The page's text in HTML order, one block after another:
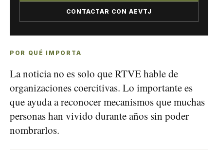
CONTACTAR CON AEVTJ
POR QUÉ IMPORTA
La noticia no es solo que RTVE hable de
organizaciones coercitivas. Lo importante es
que ayuda a reconocer mecanismos que muchas
personas han vivido durante años sin poder
nombrarlos.